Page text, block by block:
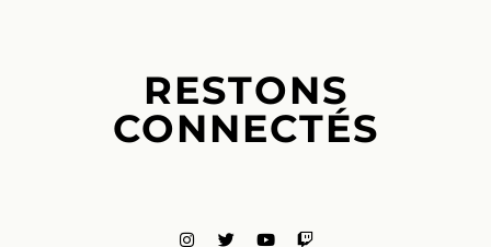
RESTONS
CONNECTÉS